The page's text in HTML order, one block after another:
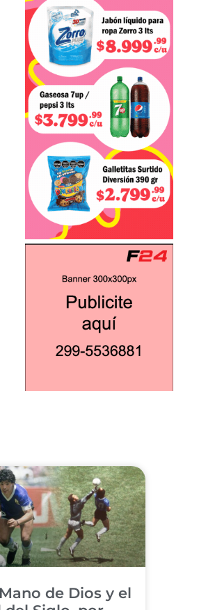
de Dios y el